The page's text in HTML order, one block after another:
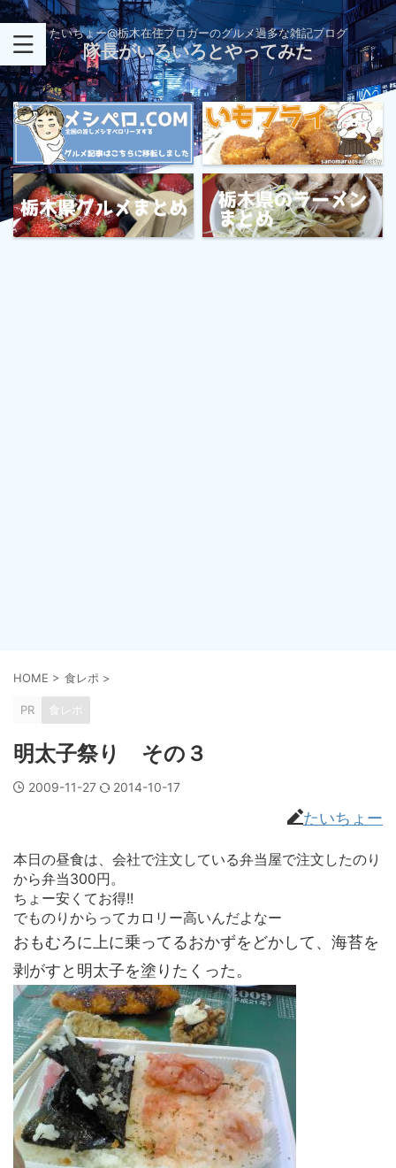
たいちょー@栃木在住ブロガーのグルメ過多な雑記ブログ
隊長がいろいろとやってみた
HOME > 食レポ >
PR 食レポ
明太子祭り その３
2009-11-27 2014-10-17
たいちょー
本日の昼食は、会社で注文している弁当屋で注文したのり
から弁当300円。
ちょー安くてお得!!
でものりからってカロリー高いんだよなー
おもむろに上に乗ってるおかずをどかして、海苔を
剥がすと明太子を塗りたくった。